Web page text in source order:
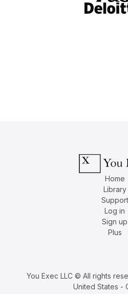
Home
Library
Support
Log in
Sign up
Plus
You Exec LLC © All rights
United States -